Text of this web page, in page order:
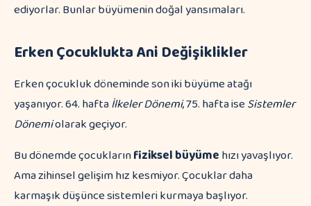
ediyorlar. Bunlar büyümenin doğal yansımaları.
Erken Çocuklukta Ani Değişiklikler
Erken çocukluk döneminde son iki büyüme atağı
yaşanıyor. 64. haftaİlkeler Dönemi, 75. hafta iseSistemler
Dönemiolarak geçiyor.
Bu dönemde çocuklarınfiziksel büyümehızı yavaşlıyor.
Ama zihinsel gelişim hız kesmiyor. Çocuklar daha
karmaşık düşünce sistemleri kurmaya başlıyor.